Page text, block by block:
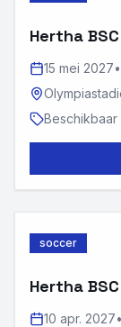
Hertha
15 mei 2027•
Beschikbaar
soccer
Hertha
10 apr. 2027•